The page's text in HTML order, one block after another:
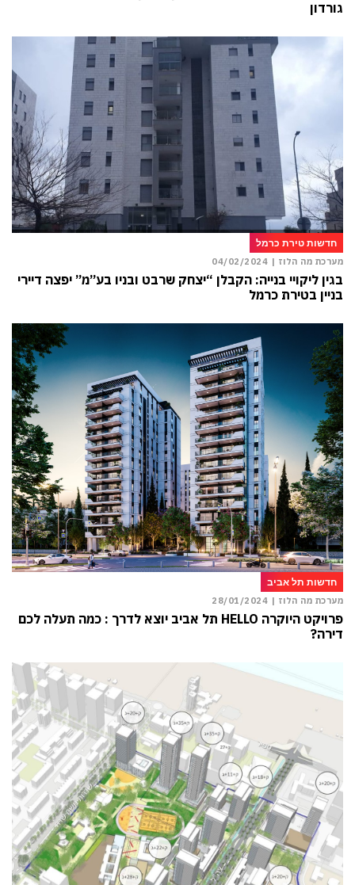
גורדון
חדשות טירת כרמל
מערכת מה הלוז | 04/02/2024
בגין ליקויי בנייה: הקבלן “יצחק שרבט ובניו בע”מ” יפצה דיירי
בניין בטירת כרמל
חדשות תל אביב
מערכת מה הלוז | 28/01/2024
פרויקט היוקרה HELLO תל אביב יוצא לדרך : כמה תעלה לכם
דירה?